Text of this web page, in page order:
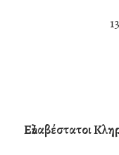
Εὐλαβέστατοι